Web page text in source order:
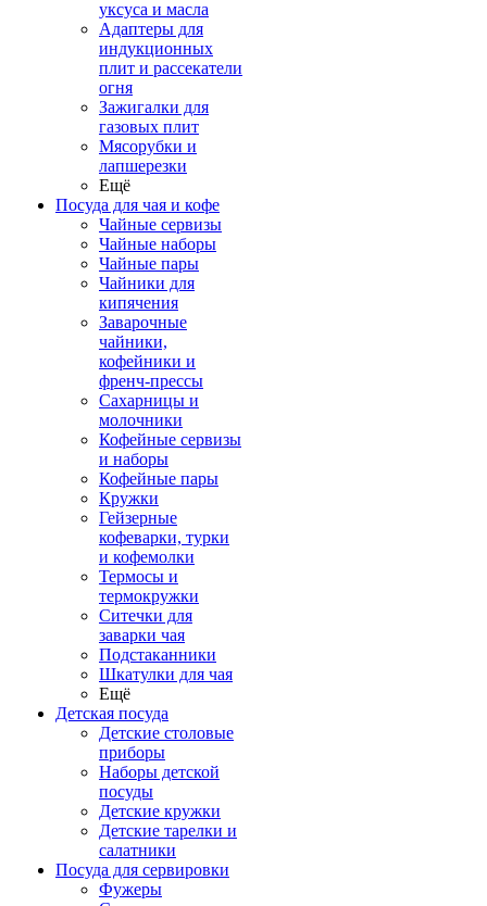
уксуса и масла
Адаптеры для
индукционных
плит и рассекатели
огня
Зажигалки для
газовых плит
Мясорубки и
лапшерезки
Ещё
Посуда для чая и кофе
Чайные сервизы
Чайные наборы
Чайные пары
Чайники для
кипячения
Заварочные
чайники,
кофейники и
френч-прессы
Сахарницы и
молочники
Кофейные сервизы
и наборы
Кофейные пары
Кружки
Гейзерные
кофеварки, турки
и кофемолки
Термосы и
термокружки
Ситечки для
заварки чая
Подстаканники
Шкатулки для чая
Ещё
Детская посуда
Детские столовые
приборы
Наборы детской
посуды
Детские кружки
Детские тарелки и
салатники
Посуда для сервировки
Фужеры